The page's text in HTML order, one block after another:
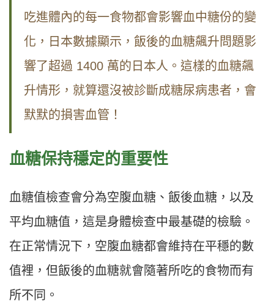
吃進體內的每一食物都會影響血中糖份的變
化，日本數據顯示，飯後的血糖飆升問題影
響了超過 1400 萬的日本人。這樣的血糖飆
升情形，就算還沒被診斷成糖尿病患者，會
默默的損害血管！
血糖保持穩定的重要性
血糖值檢查會分為空腹血糖、飯後血糖，以及
平均血糖值，這是身體檢查中最基礎的檢驗。
在正常情況下，空腹血糖都會維持在平穩的數
值裡，但飯後的血糖就會隨著所吃的食物而有
所不同。